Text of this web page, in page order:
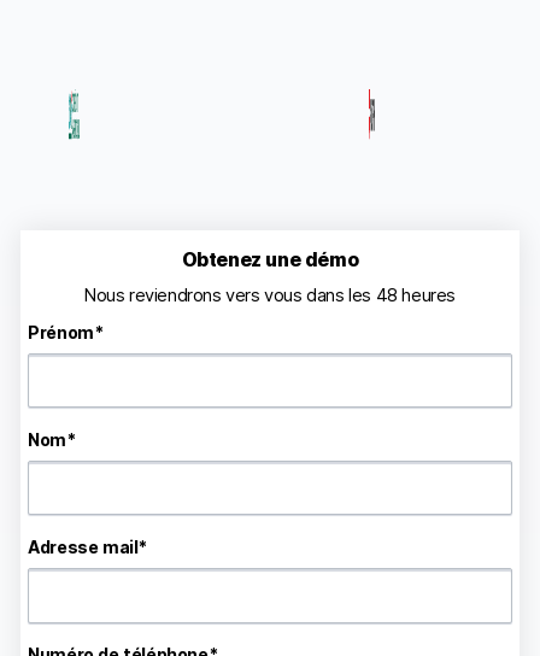
Obtenez une démo
Nous reviendrons vers vous dans les 48 heures
Prénom*
Nom*
Adresse mail *